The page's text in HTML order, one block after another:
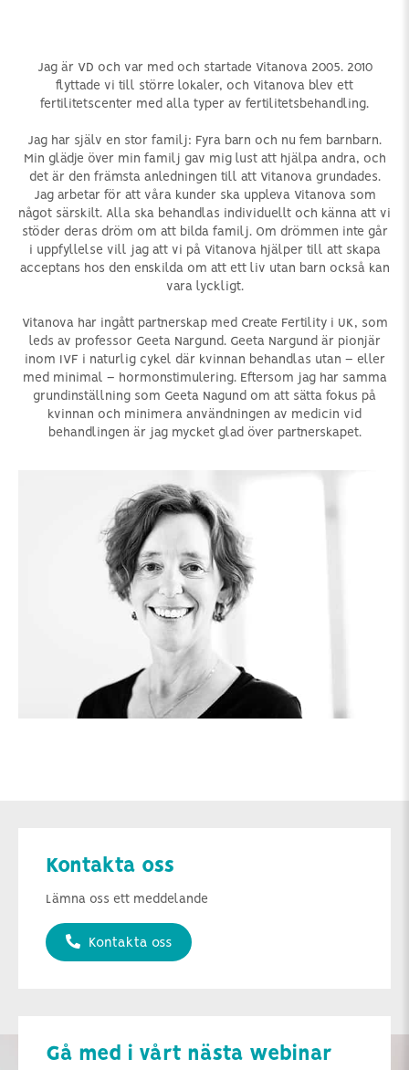
Jag är VD och var med och startade Vitanova 2005. 2010
flyttade vi till större lokaler, och Vitanova blev ett
fertilitetscenter med alla typer av fertilitetsbehandling.
Jag har själv en stor familj: Fyra barn och nu fem barnbarn.
Min glädje över min familj gav mig lust att hjälpa andra, och
det är den främsta anledningen till att Vitanova grundades.
Jag arbetar för att våra kunder ska uppleva Vitanova som
något särskilt. Alla ska behandlas individuellt och känna att vi
stöder deras dröm om att bilda familj. Om drömmen inte går
i uppfyllelse vill jag att vi på Vitanova hjälper till att skapa
acceptans hos den enskilda om att ett liv utan barn också kan
vara lyckligt.
Vitanova har ingått partnerskap med Create Fertility i UK, som
leds av professor Geeta Nargund. Geeta Nargund är pionjär
inom IVF i naturlig cykel där kvinnan behandlas utan – eller
med minimal – hormonstimulering. Eftersom jag har samma
grundinställning som Geeta Nagund om att sätta fokus på
kvinnan och minimera användningen av medicin vid
behandlingen är jag mycket glad över partnerskapet.
Kontakta oss
Lämna oss ett meddelande
Kontakta oss
Gå med i vårt nästa webinar